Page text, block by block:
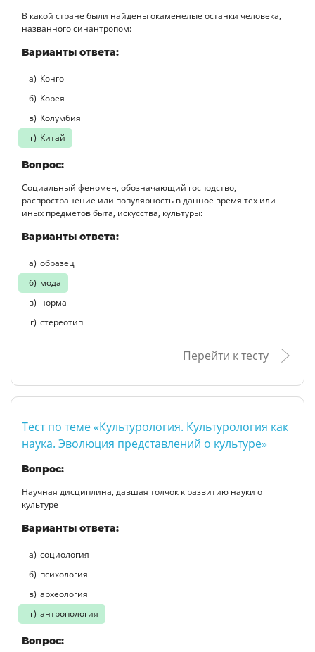
В какой стране были найдены окаменелые останки человека,
названного синантропом:
Варианты ответа:
Конго
Корея
Колумбия
Китай
Вопрос:
Социальный феномен, обозначающий господство,
распространение или популярность в данное время тех или
иных предметов быта, искусства, культуры:
Варианты ответа:
образец
мода
норма
стереотип
Перейти к тесту
Тест по теме «Культурология. Культурология как
наука. Эволюция представлений о культуре»
Вопрос:
Научная дисциплина, давшая толчок к развитию науки о
культуре
Варианты ответа:
социология
психология
археология
антропология
Вопрос: